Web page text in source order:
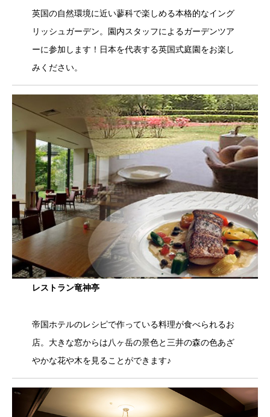
英国の自然環境に近い蓼科で楽しめる本格的なイング
リッシュガーデン。園内スタッフによるガーデンツア
ーに参加します！日本を代表する英国式庭園をお楽し
みください。
レストラン竜神亭
帝国ホテルのレシピで作っている料理が食べられるお
店。大きな窓からは八ヶ岳の景色と三井の森の色あざ
やかな花や木を見ることができます♪